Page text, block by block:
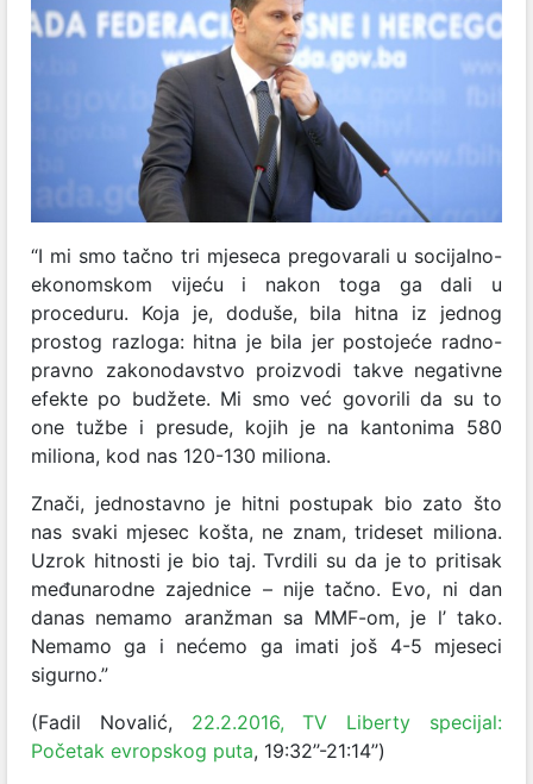
“I mi smo tačno tri mjeseca pregovarali u socijalno-
ekonomskom vijeću i nakon toga ga dali u
proceduru. Koja je, doduše, bila hitna iz jednog
prostog razloga: hitna je bila jer postojeće radno-
pravno zakonodavstvo proizvodi takve negativne
efekte po budžete. Mi smo već govorili da su to
one tužbe i presude, kojih je na kantonima 580
miliona, kod nas 120-130 miliona.
Znači, jednostavno je hitni postupak bio zato što
nas svaki mjesec košta, ne znam, trideset miliona.
Uzrok hitnosti je bio taj. Tvrdili su da je to pritisak
međunarodne zajednice – nije tačno. Evo, ni dan
danas nemamo aranžman sa MMF-om, je l’ tako.
Nemamo ga i nećemo ga imati još 4-5 mjeseci
sigurno.”
(Fadil Novalić, 22.2.2016, TV Liberty specijal:
Početak evropskog puta, 19:32’’-21:14’’)